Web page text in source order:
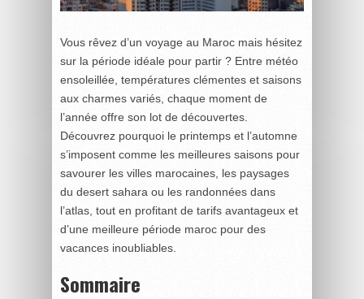
Vous rêvez d’un voyage au Maroc mais hésitez
sur la période idéale pour partir ? Entre météo
ensoleillée, températures clémentes et saisons
aux charmes variés, chaque moment de
l’année offre son lot de découvertes.
Découvrez pourquoi le printemps et l’automne
s’imposent comme les meilleures saisons pour
savourer les villes marocaines, les paysages
du desert sahara ou les randonnées dans
l’atlas, tout en profitant de tarifs avantageux et
d’une meilleure période maroc pour des
vacances inoubliables.
Sommaire